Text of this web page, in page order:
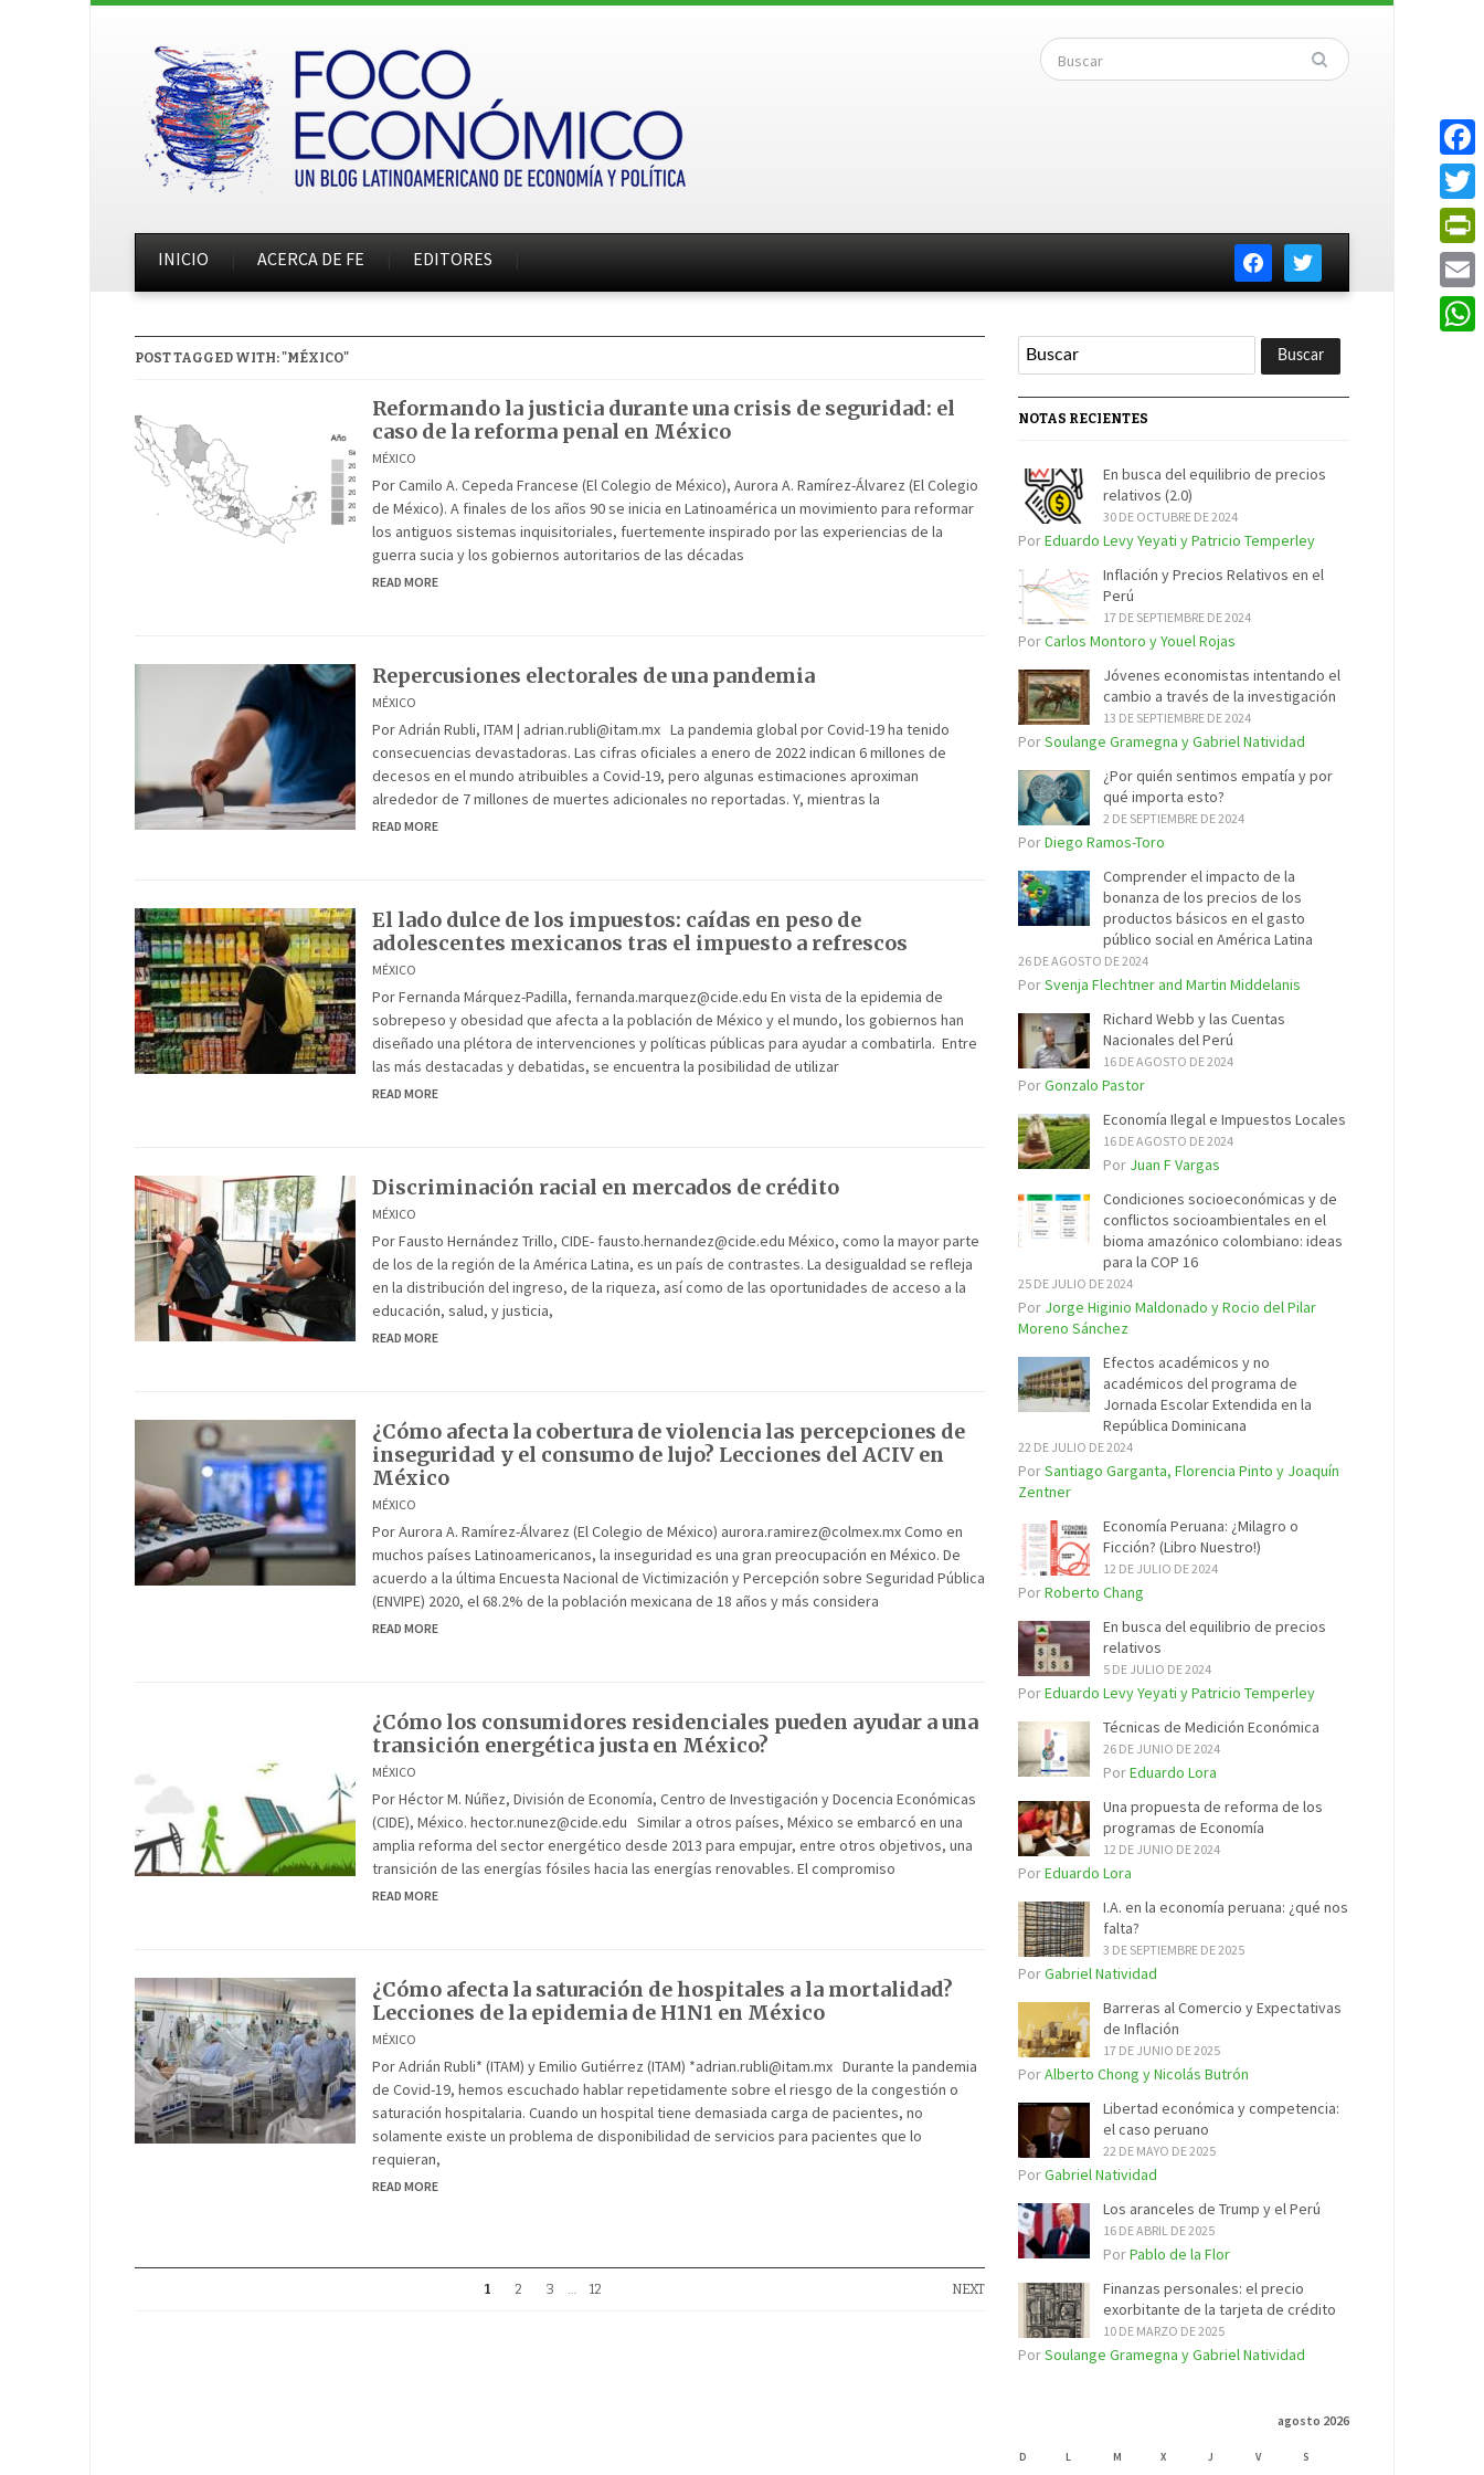
facebooktwitter
INICIO ACERCA DE FE EDITORES
POST TAGGED WITH: "MÉXICO"
Reformando la justicia durante una crisis de seguridad: el
caso de la reforma penal en México
MÉXICO
Por Camilo A. Cepeda Francese (El Colegio de México), Aurora A. Ramírez-Álvarez (El Colegio
de México). A finales de los años 90 se inicia en Latinoamérica un movimiento para reformar
los antiguos sistemas inquisitoriales, fuertemente inspirado por las experiencias de la
guerra sucia y los gobiernos autoritarios de las décadas
READ MORE
Repercusiones electorales de una pandemia
MÉXICO
Por Adrián Rubli, ITAM | adrian.rubli@itam.mx La pandemia global por Covid-19 ha tenido
consecuencias devastadoras. Las cifras oficiales a enero de 2022 indican 6 millones de
decesos en el mundo atribuibles a Covid-19, pero algunas estimaciones aproximan
alrededor de 7 millones de muertes adicionales no reportadas. Y, mientras la
READ MORE
El lado dulce de los impuestos: caídas en peso de
adolescentes mexicanos tras el impuesto a refrescos
MÉXICO
Por Fernanda Márquez-Padilla, fernanda.marquez@cide.edu En vista de la epidemia de
sobrepeso y obesidad que afecta a la población de México y el mundo, los gobiernos han
diseñado una plétora de intervenciones y políticas públicas para ayudar a combatirla. Entre
las más destacadas y debatidas, se encuentra la posibilidad de utilizar
READ MORE
Discriminación racial en mercados de crédito
MÉXICO
Por Fausto Hernández Trillo, CIDE- fausto.hernandez@cide.edu México, como la mayor parte
de los de la región de la América Latina, es un país de contrastes. La desigualdad se refleja
en la distribución del ingreso, de la riqueza, así como de las oportunidades de acceso a la
educación, salud, y justicia,
READ MORE
¿Cómo afecta la cobertura de violencia las percepciones de
inseguridad y el consumo de lujo? Lecciones del ACIV en
México
MÉXICO
Por Aurora A. Ramírez-Álvarez (El Colegio de México) aurora.ramirez@colmex.mx Como en
muchos países Latinoamericanos, la inseguridad es una gran preocupación en México. De
acuerdo a la última Encuesta Nacional de Victimización y Percepción sobre Seguridad Pública
(ENVIPE) 2020, el 68.2% de la población mexicana de 18 años y más considera
READ MORE
¿Cómo los consumidores residenciales pueden ayudar a una
transición energética justa en México?
MÉXICO
Por Héctor M. Núñez, División de Economía, Centro de Investigación y Docencia Económicas
(CIDE), México. hector.nunez@cide.edu Similar a otros países, México se embarcó en una
amplia reforma del sector energético desde 2013 para empujar, entre otros objetivos, una
transición de las energías fósiles hacia las energías renovables. El compromiso
READ MORE
¿Cómo afecta la saturación de hospitales a la mortalidad?
Lecciones de la epidemia de H1N1 en México
MÉXICO
Por Adrián Rubli* (ITAM) y Emilio Gutiérrez (ITAM) *adrian.rubli@itam.mx Durante la pandemia
de Covid-19, hemos escuchado hablar repetidamente sobre el riesgo de la congestión o
saturación hospitalaria. Cuando un hospital tiene demasiada carga de pacientes, no
solamente existe un problema de disponibilidad de servicios para pacientes que lo
requieran,
READ MORE
1 2 3 … 12 NEXT
NOTAS RECIENTES
En busca del equilibrio de precios
relativos (2.0)
30 DE OCTUBRE DE 2024
PorEduardo Levy Yeyati y Patricio Temperley
Inflación y Precios Relativos en el
Perú
17 DE SEPTIEMBRE DE 2024
PorCarlos Montoro y Youel Rojas
Jóvenes economistas intentando el
cambio a través de la investigación
13 DE SEPTIEMBRE DE 2024
PorSoulange Gramegna y Gabriel Natividad
¿Por quién sentimos empatía y por
qué importa esto?
2 DE SEPTIEMBRE DE 2024
PorDiego Ramos-Toro
Comprender el impacto de la
bonanza de los precios de los
productos básicos en el gasto
público social en América Latina
26 DE AGOSTO DE 2024
PorSvenja Flechtner and Martin Middelanis
Richard Webb y las Cuentas
Nacionales del Perú
16 DE AGOSTO DE 2024
PorGonzalo Pastor
Economía Ilegal e Impuestos Locales
16 DE AGOSTO DE 2024
Por Juan F Vargas
Condiciones socioeconómicas y de
conflictos socioambientales en el
bioma amazónico colombiano: ideas
para la COP 16
25 DE JULIO DE 2024
Por Jorge Higinio Maldonado y Rocio del Pilar
Moreno Sánchez
Efectos académicos y no
académicos del programa de
Jornada Escolar Extendida en la
República Dominicana
22 DE JULIO DE 2024
PorSantiago Garganta, Florencia Pinto y Joaquín
Zentner
Economía Peruana: ¿Milagro o
Ficción? (Libro Nuestro!)
12 DE JULIO DE 2024
PorRoberto Chang
En busca del equilibrio de precios
relativos
5 DE JULIO DE 2024
PorEduardo Levy Yeyati y Patricio Temperley
Técnicas de Medición Económica
26 DE JUNIO DE 2024
PorEduardo Lora
Una propuesta de reforma de los
programas de Economía
12 DE JUNIO DE 2024
PorEduardo Lora
I.A. en la economía peruana: ¿qué nos
falta?
3 DE SEPTIEMBRE DE 2025
PorGabriel Natividad
Barreras al Comercio y Expectativas
de Inflación
17 DE JUNIO DE 2025
PorAlberto Chong y Nicolás Butrón
Libertad económica y competencia:
el caso peruano
22 DE MAYO DE 2025
PorGabriel Natividad
Los aranceles de Trump y el Perú
16 DE ABRIL DE 2025
PorPablo de la Flor
Finanzas personales: el precio
exorbitante de la tarjeta de crédito
10 DE MARZO DE 2025
PorSoulange Gramegna y Gabriel Natividad
agosto 2026
D L M X J V S
Email